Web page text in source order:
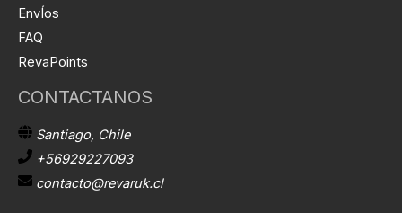
EnvÍos
FAQ
RevaPoints
CONTACTANOS
Santiago, Chile
+56929227093
contacto@revaruk.cl